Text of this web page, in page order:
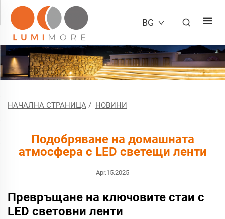
BG
НАЧАЛНА СТРАНИЦА / НОВИНИ
Подобряване на домашната
атмосфера с LED светещи ленти
Apr.15.2025
Превръщане на ключовите стаи с
LED световни ленти